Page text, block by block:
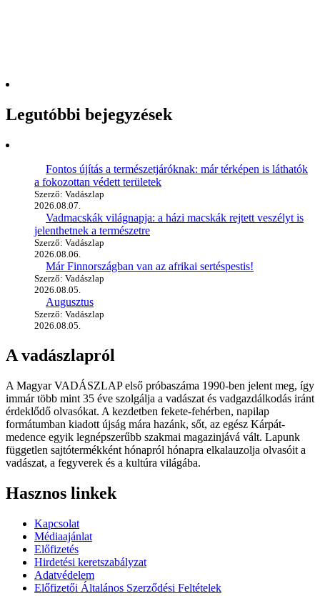
Legutóbbi bejegyzések
Fontos újítás a természetjáróknak: már térképen is láthatók
a fokozottan védett területek
Szerző: Vadászlap
2026.08.07.
Vadmacskák világnapja: a házi macskák rejtett veszélyt is
jelenthetnek a természetre
Szerző: Vadászlap
2026.08.06.
Már Finnországban van az afrikai sertéspestis!
Szerző: Vadászlap
2026.08.05.
Augusztus
Szerző: Vadászlap
2026.08.05.
A vadászlapról
A Magyar VADÁSZLAP első próbaszáma 1990-ben jelent meg, így
immár több mint 35 éve szolgálja a vadászat és vadgazdálkodás iránt
érdeklődő olvasókat. A kezdetben fekete-fehérben, napilap
formátumban kiadott újság mára hazánk, sőt, az egész Kárpát-
medence egyik legnépszerűbb szakmai magazinjává vált. Lapunk
független sajtótermékként hónapról hónapra elkalauzolja olvasóit a
vadászat, a fegyverek és a kultúra világába.
Hasznos linkek
Kapcsolat
Médiaajánlat
Előfizetés
Hirdetési keretszabályzat
Adatvédelem
Előfizetői Általános Szerződési Feltételek